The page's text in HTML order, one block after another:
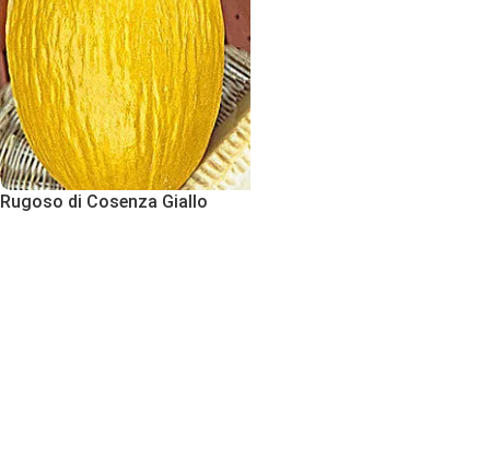
Rugoso di Cosenza Giallo